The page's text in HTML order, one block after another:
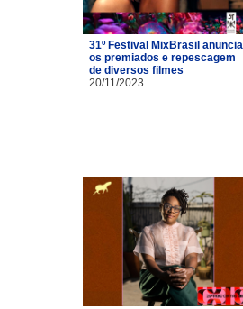
31º Festival MixBrasil anuncia
os premiados e repescagem
de diversos filmes
20/11/2023